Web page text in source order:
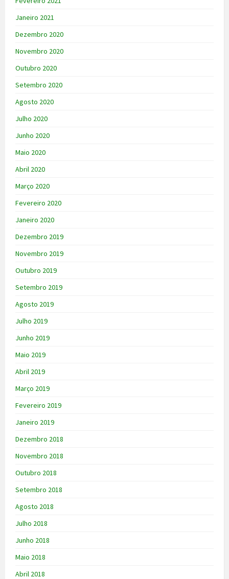
Janeiro 2021
Dezembro 2020
Novembro 2020
Outubro 2020
Setembro 2020
Agosto 2020
Julho 2020
Junho 2020
Maio 2020
Abril 2020
Março 2020
Fevereiro 2020
Janeiro 2020
Dezembro 2019
Novembro 2019
Outubro 2019
Setembro 2019
Agosto 2019
Julho 2019
Junho 2019
Maio 2019
Abril 2019
Março 2019
Fevereiro 2019
Janeiro 2019
Dezembro 2018
Novembro 2018
Outubro 2018
Setembro 2018
Agosto 2018
Julho 2018
Junho 2018
Maio 2018
Abril 2018